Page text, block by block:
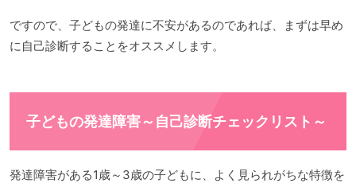
ですので、子どもの発達に不安があるのであれば、まずは早め
に自己診断することをオススメします。
子どもの発達障害～自己診断チェックリスト～
発達障害がある1歳～3歳の子どもに、よく見られがちな特徴を